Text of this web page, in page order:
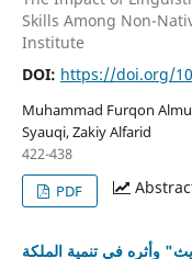
Skills Among Non-
Institute
DOI: https://doi.org/
Muhammad Furqon
Syauqi, Zakiy Alfarid
422-438
PDF
وأثره في تنمية الملكة